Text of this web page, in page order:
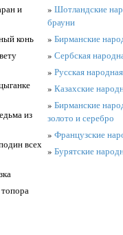
и
конь
из
всех
» Шотландские
брауни
» Бирманские
» Сербская
» Русская
» Казахские
» Бирманские
золото и серебро
» Французские
» Бурятские